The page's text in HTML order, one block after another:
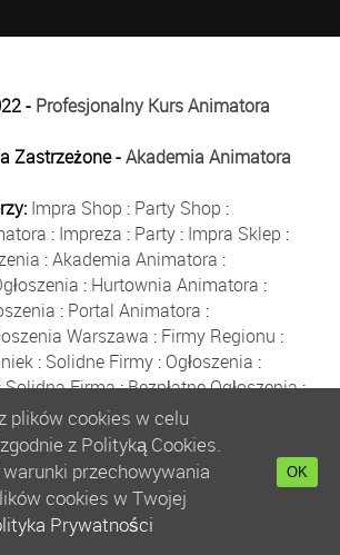
- Profesjonalny Kurs Animatora
Zastrzeżone -Akademia Animatora
Impra Shop : Party Shop :
: Impreza : Party : Impra Sklep :
:Akademia Animatora :
: Hurtownia Animatora :
: Portal Animatora :
Warszawa : Firmy Regionu :
: Solidne Firmy: Ogłoszenia :
Solidna Firma:Bezpłatne Ogłoszenia:
Czasu Wolnego:
Warszawa:sklep animatora
:Bezpłatne Ogłoszenia
:Kurs Animatora
:
Warszawa :Rumia
Poznań:
plików cookies w celu
z Polityką Cookies.
przechowywania
cookies w Twojej
Prywatności
OK